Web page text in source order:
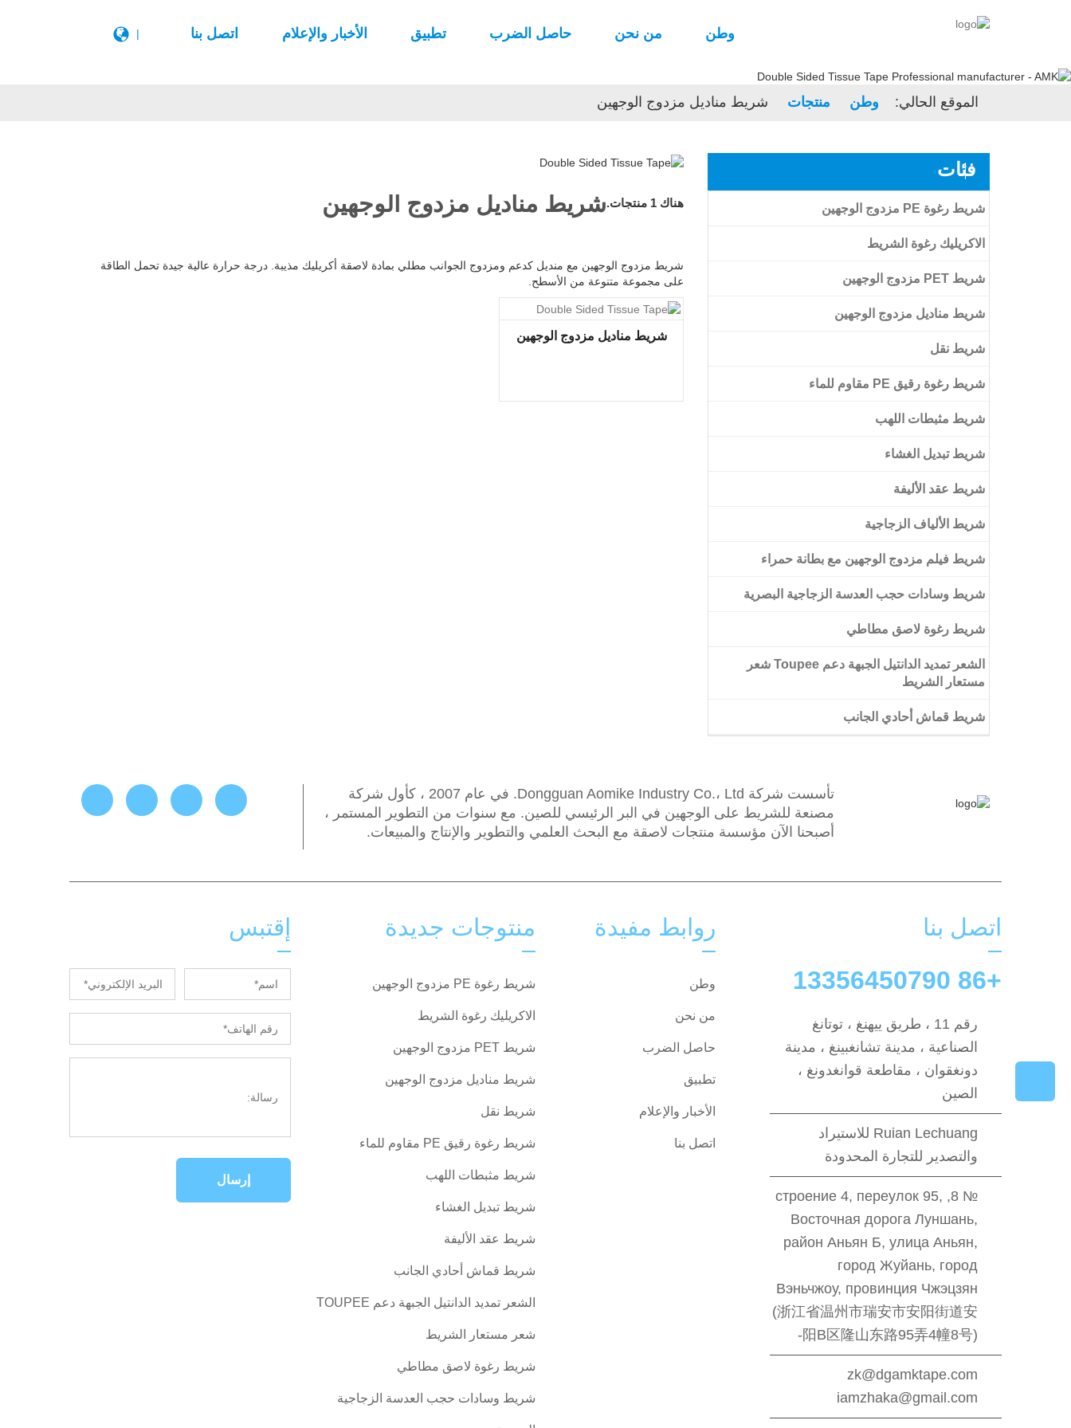
وطن من نحن حاصل الضرب تطبيق الأخبار والإعلام اتصل بنا |
الموقع الحالي: وطن منتجات شريط مناديل مزدوج الوجهين
فئات
شريط رغوة PE مزدوج الوجهين
الاكريليك رغوة الشريط
الاكريليك رغوة الشريط
Amk عالية الترابط الاكريليك رغوة الشريط
شريط PET مزدوج الوجهين
شريط فيلم الأليفة الشفاف على الوجهين
شريط الأليفة الأسود على الوجهين
شريط الأليفة مزدوج الوجهين مع بطانة ممسحة
شريط مناديل مزدوج الوجهين
شريط نقل
شريط رغوة رقيق PE مقاوم للماء
شريط مثبطات اللهب
شريط تبديل الغشاء
شريط عقد الأليفة
شريط الألياف الزجاجية
شريط فيلم مزدوج الوجهين مع بطانة حمراء
شريط وسادات حجب العدسة الزجاجية البصرية
شريط رغوة لاصق مطاطي
الشعر تمديد الدانتيل الجبهة دعم Toupee شعر
مستعار الشريط
شعر مستعار شريط على الوجهين
شريط قماش أحادي الجانب
شريط مناديل مزدوج الوجهين هناك 1 منتجات.
شريط مزدوج الوجهين مع منديل كدعم ومزدوج الجوانب مطلي بمادة لاصقة أكريليك مذيبة. درجة حرارة عالية جيدة تحمل الطاقة
على مجموعة متنوعة من الأسطح.
شريط مناديل مزدوج الوجهين
تأسست شركة Dongguan Aomike Industry Co.، Ltd. في عام 2007 ، كأول شركة
مصنعة للشريط على الوجهين في البر الرئيسي للصين. مع سنوات من التطوير المستمر ،
أصبحنا الآن مؤسسة منتجات لاصقة مع البحث العلمي والتطوير والإنتاج والمبيعات.
اتصل بنا
+86 13356450790
رقم 11 ، طريق ييهنغ ، توتانغ
الصناعية ، مدينة تشانغبينغ ، مدينة
دونغقوان ، مقاطعة قوانغدونغ ،
الصين
Ruian Lechuang للاستيراد
والتصدير للتجارة المحدودة
№ 8, строение 4, переулок 95,
Восточная дорога Луншань,
район Аньян Б, улица Аньян,
город Жуйань, город
Вэньчжоу, провинция Чжэцзян
(浙江省温州市瑞安市安阳街道安
阳B区隆山东路95弄4幢8号)-
zk@dgamktape.com
iamzhaka@gmail.com
روابط مفيدة
وطن
من نحن
حاصل الضرب
تطبيق
الأخبار والإعلام
اتصل بنا
منتوجات جديدة
شريط رغوة PE مزدوج الوجهين
الاكريليك رغوة الشريط
شريط PET مزدوج الوجهين
شريط مناديل مزدوج الوجهين
شريط نقل
شريط رغوة رقيق PE مقاوم للماء
شريط مثبطات اللهب
شريط تبديل الغشاء
شريط عقد الأليفة
شريط قماش أحادي الجانب
الشعر تمديد الدانتيل الجبهة دعم TOUPEE
شعر مستعار الشريط
شريط رغوة لاصق مطاطي
شريط وسادات حجب العدسة الزجاجية
إقتبس
إرسال